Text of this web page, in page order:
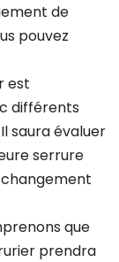
de
pouvez
est
différents
saura évaluer
serrure
que
prendra